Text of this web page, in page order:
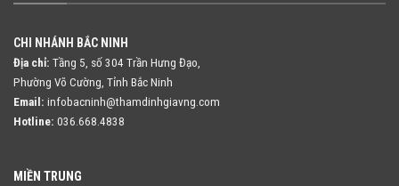
CHI NHÁNH BẮC NINH
Địa chỉ: Tầng 5, số 304 Trần Hưng Đạo,
Phường Võ Cường, Tỉnh Bắc Ninh
Email: infobacninh@thamdinhgiavng.com
Hotline: 036.668.4838
MIỀN TRUNG